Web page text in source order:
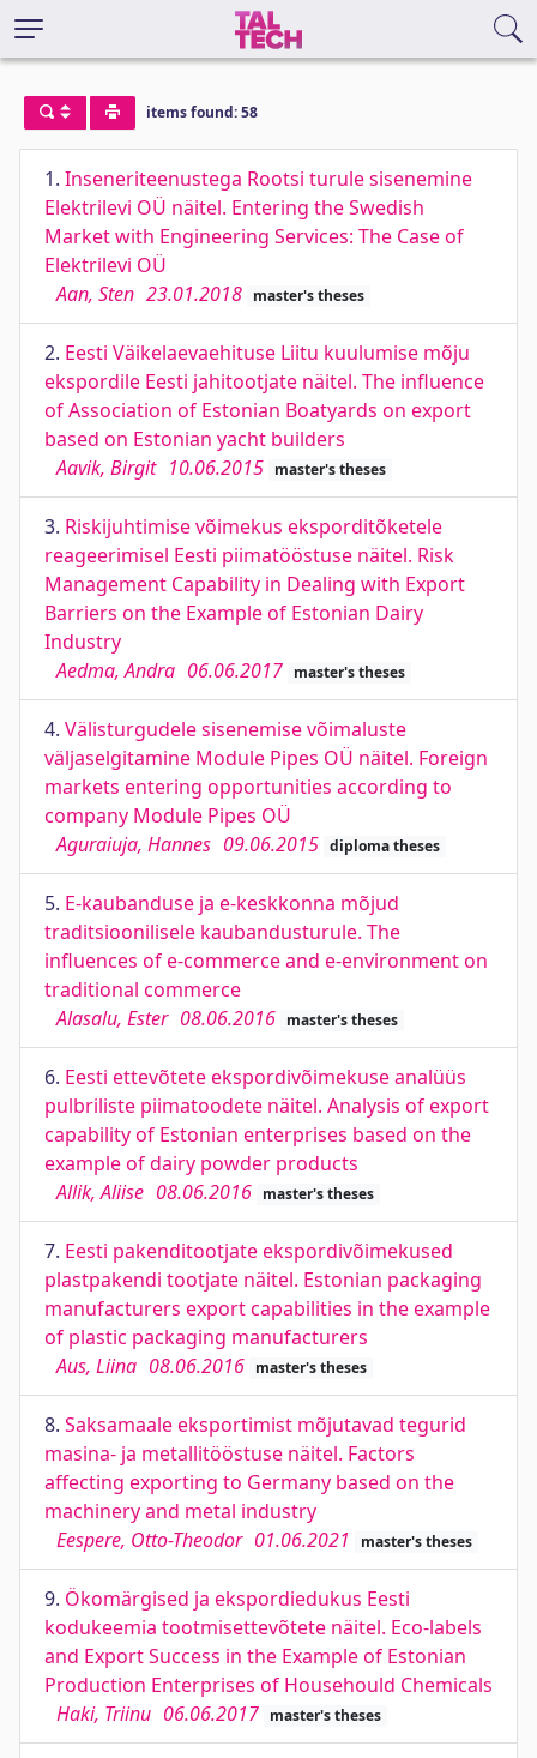
items found: 58
1. Inseneriteenustega Rootsi turule sisenemine
Elektrilevi OÜ näitel. Entering the Swedish
Market with Engineering Services: The Case of
Elektrilevi OÜ
Aan, Sten 23.01.2018 master's theses
2. Eesti Väikelaevaehituse Liitu kuulumise mõju
ekspordile Eesti jahitootjate näitel. The influence
of Association of Estonian Boatyards on export
based on Estonian yacht builders
Aavik, Birgit 10.06.2015 master's theses
3. Riskijuhtimise võimekus eksporditõketele
reageerimisel Eesti piimatööstuse näitel. Risk
Management Capability in Dealing with Export
Barriers on the Example of Estonian Dairy
Industry
Aedma, Andra 06.06.2017 master's theses
4. Välisturgudele sisenemise võimaluste
väljaselgitamine Module Pipes OÜ näitel. Foreign
markets entering opportunities according to
company Module Pipes OÜ
Aguraiuja, Hannes 09.06.2015 diploma theses
5. E-kaubanduse ja e-keskkonna mõjud
traditsioonilisele kaubandusturule. The
influences of e-commerce and e-environment on
traditional commerce
Alasalu, Ester 08.06.2016 master's theses
6. Eesti ettevõtete ekspordivõimekuse analüüs
pulbriliste piimatoodete näitel. Analysis of export
capability of Estonian enterprises based on the
example of dairy powder products
Allik, Aliise 08.06.2016 master's theses
7. Eesti pakenditootjate ekspordivõimekused
plastpakendi tootjate näitel. Estonian packaging
manufacturers export capabilities in the example
of plastic packaging manufacturers
Aus, Liina 08.06.2016 master's theses
8. Saksamaale eksportimist mõjutavad tegurid
masina- ja metallitööstuse näitel. Factors
affecting exporting to Germany based on the
machinery and metal industry
Eespere, Otto-Theodor 01.06.2021 master's theses
9. Ökomärgised ja ekspordiedukus Eesti
kodukeemia tootmisettevõtete näitel. Eco-labels
and Export Success in the Example of Estonian
Production Enterprises of Househould Chemicals
Haki, Triinu 06.06.2017 master's theses